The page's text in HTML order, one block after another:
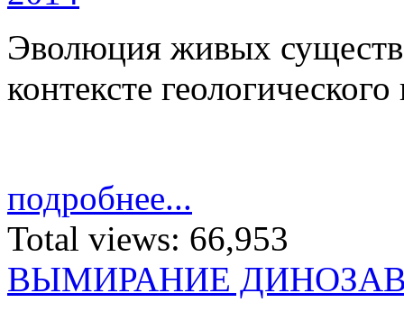
Эволюция живых
контексте
подробнее...
Total views: 66,953
ВЫМИРАНИЕ